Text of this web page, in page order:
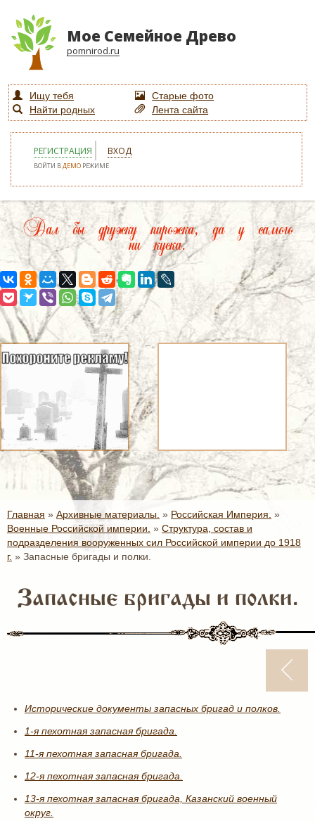
Мое Семейное Древо
pomnirod.ru
Ищу тебя
Старые фото
Найти родных
Лента сайта
РЕГИСТРАЦИЯ ВХОД
ВОЙТИ ВДЕМО РЕЖИМЕ
Дал бы дружку пирожка, да у самого
ни куска.
Главная » Архивные материалы. » Российская Империя. »
Военные Российской империи. » Структура, состав и
подразделения вооруженных сил Российской империи до 1918
г. » Запасные бригады и полки.
Запасные бригады и полки.
Исторические документы запасных бригад и полков.
1-я пехотная запасная бригада.
11-я пехотная запасная бригада.
12-я пехотная запасная бригада.
13-я пехотная запасная бригада, Казанский военный
округ.